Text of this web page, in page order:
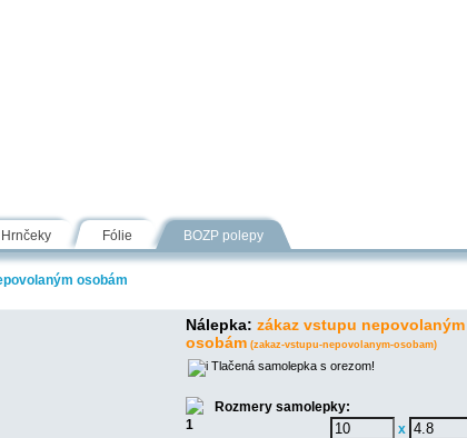
Hrnčeky Fólie BOZP polepy
osobám
Nálepka: zákaz vstupu nepovolaným
osobám (zakaz-vstupu-nepovolanym-osobam)
Tlačená samolepka s orezom!
Rozmery samolepky:
x